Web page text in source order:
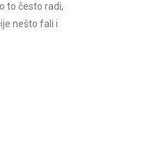
to često radi,
nešto fali i